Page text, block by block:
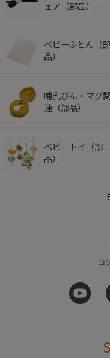
ェア（部品）
ベビーふとん（部
品）
哺乳びん・マグ関
連（部品）
ベビートイ（部
品）
コ